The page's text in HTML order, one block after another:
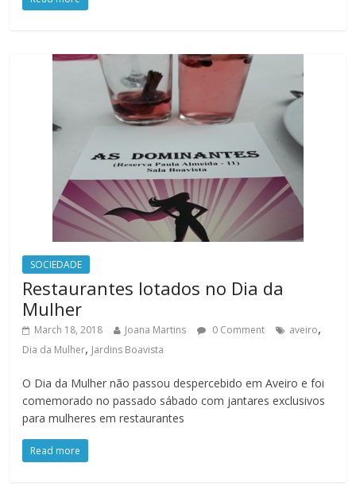
SOCIEDADE
Restaurantes lotados no Dia da
Mulher
March 18, 2018 Joana Martins 0 Comment aveiro,
Dia da Mulher, Jardins Boavista
O Dia da Mulher não passou despercebido em Aveiro e foi
comemorado no passado sábado com jantares exclusivos
para mulheres em restaurantes
Read more